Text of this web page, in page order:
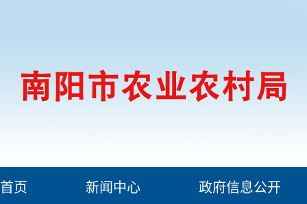
首页 新闻中心 政府信息公开